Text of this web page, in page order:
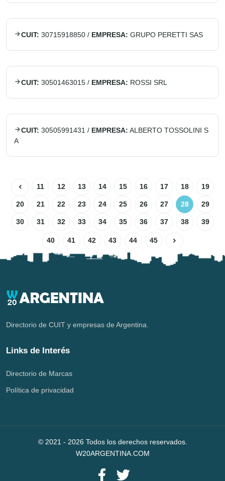
CUIT: 30715918850 / EMPRESA: GRUPO PERETTI SAS
CUIT: 30501463015 / EMPRESA: ROSSI SRL
CUIT: 30505991431 / EMPRESA: ALBERTO TOSSOLINI S
A
11 12 13 14 15 16 17 18 19
20 21 22 23 24 25 26 27 28 29
30 31 32 33 34 35 36 37 38 39
40 41 42 43 44 45
Directorio de CUIT y empresas de Argentina.
Links de Interés
Directorio de Marcas
Política de privacidad
© 2021 - 2026 Todos los derechos reservados.
W20ARGENTINA.COM